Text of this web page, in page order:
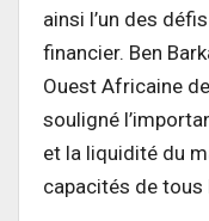
ainsi l’un des
financier. Ben
Ouest Africaine
souligné
et la liquidité du
capacités de tous